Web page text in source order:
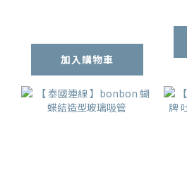
加入購物車